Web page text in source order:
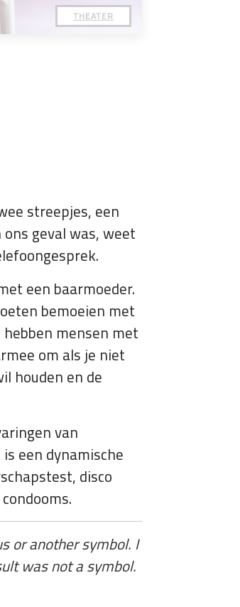
THEATER
streepjes, een
geval was, weet
een baarmoeder.
bemoeien met
mensen met
om als je niet
houden en de
van
een dynamische
disco
or another symbol. I
was not a symbol.